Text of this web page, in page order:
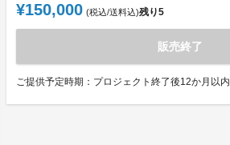
¥150,000 (税込/送料込)残り5
販売終了
ご提供予定時期：プロジェクト終了後12か月以内